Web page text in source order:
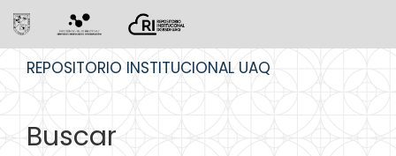
REPOSITORIO INSTITUCIONAL UAQ
Buscar